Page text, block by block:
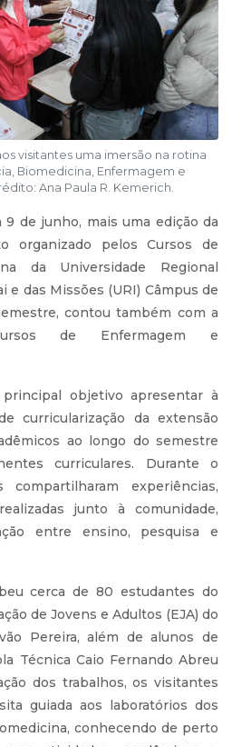
visitantes uma imersão na rotina
Biomedicina, Enfermagem e
Ana Paula R. Kemerich.
de junho, mais uma edição da
organizado pelos Cursos de
da Universidade Regional
e das Missões (URI) Câmpus de
contou também com a
de Enfermagem e
objetivo apresentar à
curricularização da extensão
ao longo do semestre
curriculares. Durante o
experiências,
junto à comunidade,
entre ensino, pesquisa e
cerca de 80 estudantes do
de Jovens e Adultos (EJA) do
Pereira, além de alunos de
Técnica Caio Fernando Abreu
dos trabalhos, os visitantes
guiada aos laboratórios dos
conhecendo de perto